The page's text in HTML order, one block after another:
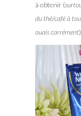
à obtenir (
du thé/café à
ouais carrément